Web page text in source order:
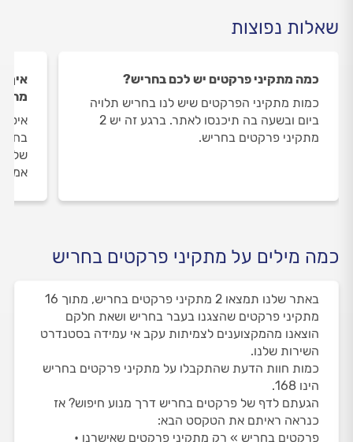
שאלות נפוצות
כמה מתקיני פרקטים יש לכם בחריש?
כמות מתקיני הפרקטים שיש לנו בחריש תלויה
ביום ובשעה בה תיכנסו לאתר. ברגע זה יש 2
מתקיני פרקטים בחריש.
איך
כמה מילים על מתקיני פרקטים בחריש
באתר שלנו תמצאו 2 מתקיני פרקטים בחריש, מתוך 16
מתקיני פרקטים שהצגנו בעבר בחריש ושאת חלקם
הוצאנו מהמקצוענים לצמיתות עקב אי עמידה בסטנדרט
השירות שלנו.
כמות חוות הדעת שהתקבלו על מתקיני פרקטים בחריש
הינו 168.
הגעתם לדף של פרקטים בחריש דרך מנוע חיפוש? אז
כנראה ראיתם את הטקסט הבא:
פרקטים בחריש » רק מתקיני פרקטים שאישרנו •